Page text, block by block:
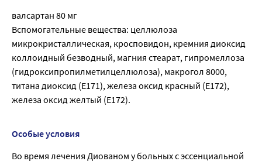
валсартан 80 мг
Вспомогательные вещества: целлюлоза
микрокристаллическая, кросповидон, кремния диоксид
коллоидный безводный, магния стеарат, гипромеллоза
(гидроксипропилметилцеллюлоза), макрогол 8000,
титана диоксид (Е171), железа оксид красный (Е172),
железа оксид желтый (Е172).
Особые условия
Во время лечения Диованом у больных с эссенциальной